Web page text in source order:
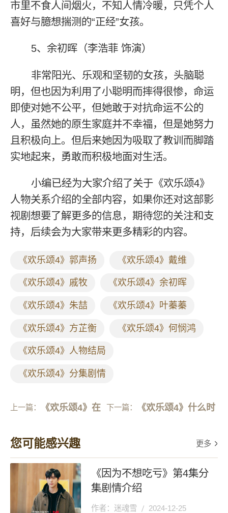
市里不食人间烟火，不知人情冷暖，只凭个人
喜好与臆想揣测的“正经”女孩。
5、余初晖（李浩菲 饰演）
非常阳光、乐观和坚韧的女孩，头脑聪
明，但也因为利用了小聪明而摔得很惨，命运
即使对她不公平，但她敢于对抗命运不公的
人，虽然她的原生家庭并不幸福，但是她努力
且积极向上。但后来她因为吸取了教训而脚踏
实地起来，勇敢而积极地面对生活。
小编已经为大家介绍了关于《欢乐颂4》
人物关系介绍的全部内容，如果你还对这部影
视剧想要了解更多的信息，期待您的关注和支
持，后续会为大家带来更多精彩的内容。
《欢乐颂4》郭声扬 《欢乐颂4》戴维
《欢乐颂4》戚牧 《欢乐颂4》余初晖
《欢乐颂4》朱喆 《欢乐颂4》叶蓁蓁
《欢乐颂4》方芷衡 《欢乐颂4》何悯鸿
《欢乐颂4》人物结局
《欢乐颂4》分集剧情
上一篇： 《欢乐颂4》在 下一篇： 《欢乐颂4》什么时
您可能感兴趣 更多
《因为不想吃亏》第4集分
集剧情介绍
作者：迷魂雪 2024-12-25